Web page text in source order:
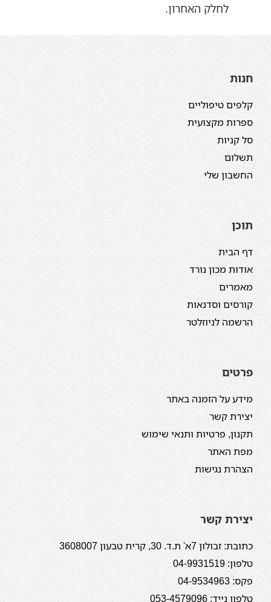
לחלק האחרון.
חנות
קלפים טיפוליים
ספרות מקצועית
סל קניות
תשלום
החשבון שלי
תוכן
דף הבית
אודות מכון נורד
מאמרים
קורסים וסדנאות
הרשמה לניוזלטר
פרטים
מידע על הזמנה באתר
יצירת קשר
תקנון, פרטיות ותנאי שימוש
מפת האתר
הצהרת נגישות
יצירת קשר
כתובת: זבולון 7א' ת.ד. 30, קרית טבעון 3608007
טלפון: 04-9931519
פקס: 04-9534963
טלפון נייד: 053-4579096